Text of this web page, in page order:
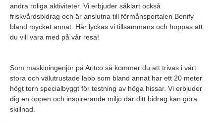
andra roliga aktiviteter. Vi erbjuder såklart också
friskvårdsbidrag och är anslutna till förmånsportalen Benify
bland mycket annat. Här lyckas vi tillsammans och hoppas att
du vill vara med på vår resa!
Som maskiningenjör på Aritco så kommer du att trivas i vårt
stora och välutrustade labb som bland annat har ett 20 meter
högt torn specialbyggt för testning av höga hissar. Vi erbjuder
dig en öppen och inspirerande miljö där ditt bidrag kan göra
skillnad.